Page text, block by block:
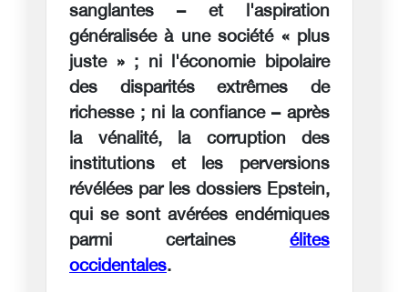
sanglantes – et l'aspiration
généralisée à une société « plus
juste » ; ni l'économie bipolaire
des disparités extrêmes de
richesse ; ni la confiance – après
la vénalité, la corruption des
institutions et les perversions
révélées par les dossiers Epstein,
qui se sont avérées endémiques
parmi certaines élites
occidentales.